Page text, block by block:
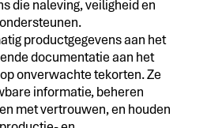
die naleving, veiligheid en
productgegevens aan het
documentatie aan het
onverwachte tekorten. Ze
informatie, beheren
met vertrouwen, en houden